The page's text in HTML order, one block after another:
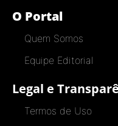
O Portal
Quem Somos
Equipe Editorial
Legal e
Termos de Uso